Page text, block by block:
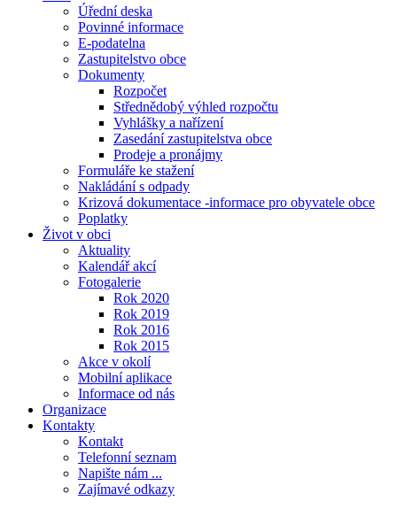
Úřední deska
Povinné informace
E-podatelna
Zastupitelstvo obce
Dokumenty
Rozpočet
Střednědobý výhled rozpočtu
Vyhlášky a nařízení
Zasedání zastupitelstva obce
Prodeje a pronájmy
Formuláře ke stažení
Nakládání s odpady
Krizová dokumentace -informace pro obyvatele obce
Poplatky
Život v obci
Aktuality
Kalendář akcí
Fotogalerie
Rok 2020
Rok 2019
Rok 2016
Rok 2015
Akce v okolí
Mobilní aplikace
Informace od nás
Organizace
Kontakty
Kontakt
Telefonní seznam
Napište nám ...
Zajímavé odkazy